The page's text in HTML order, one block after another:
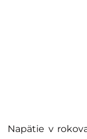
Napätie v